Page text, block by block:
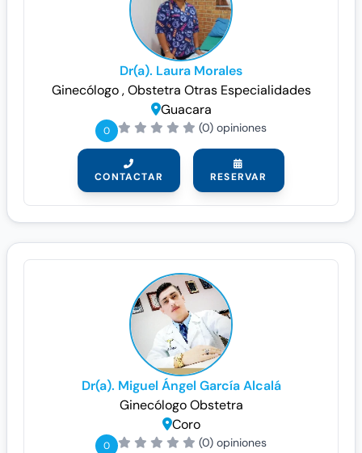
Dr(a). Laura Morales
Ginecólogo, Obstetra Otras Especialidades
Guacara
0 (0) opiniones
CONTACTAR RESERVAR
Dr(a). Miguel Ángel García Alcalá
GinecólogoObstetra
Coro
0 (0) opiniones